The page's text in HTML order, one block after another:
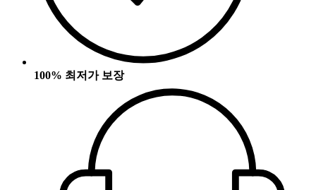
100% 최저가 보장